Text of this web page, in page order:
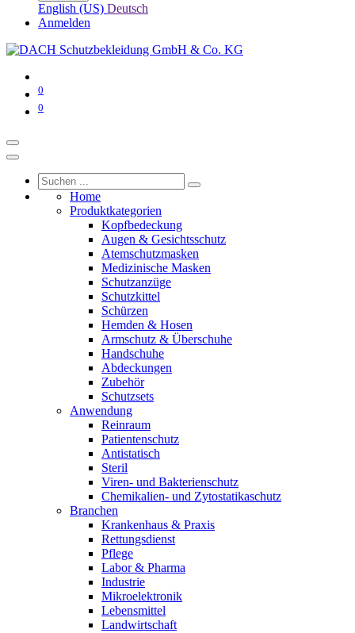
English (US) Deutsch
Anmelden
0
0
Home
Produktkategorien
Kopfbedeckung
Augen & Gesichtsschutz
Atemschutzmasken
Medizinische Masken
Schutzanzüge
Schutzkittel
Schürzen
Hemden & Hosen
Armschutz & Überschuhe
Handschuhe
Abdeckungen
Zubehör
Schutzsets
Anwendung
Reinraum
Patientenschutz
Antistatisch
Steril
Viren- und Bakterienschutz
Chemikalien- und Zytostatikaschutz
Branchen
Krankenhaus & Praxis
Rettungsdienst
Pflege
Labor & Pharma
Industrie
Mikroelektronik
Lebensmittel
Landwirtschaft